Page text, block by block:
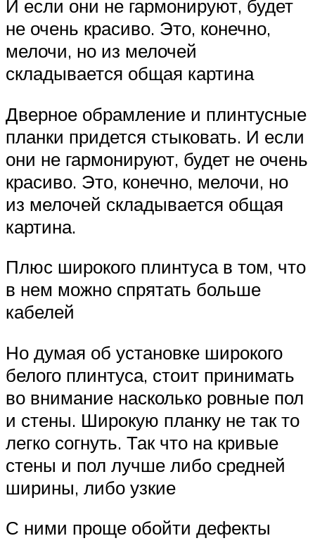
И если они не гармонируют, будет
не очень красиво. Это, конечно,
мелочи, но из мелочей
складывается общая картина
Дверное обрамление и плинтусные
планки придется стыковать. И если
они не гармонируют, будет не очень
красиво. Это, конечно, мелочи, но
из мелочей складывается общая
картина.
Плюс широкого плинтуса в том, что
в нем можно спрятать больше
кабелей
Но думая об установке широкого
белого плинтуса, стоит принимать
во внимание насколько ровные пол
и стены. Широкую планку не так то
легко согнуть. Так что на кривые
стены и пол лучше либо средней
ширины, либо узкие
С ними проще обойти дефекты